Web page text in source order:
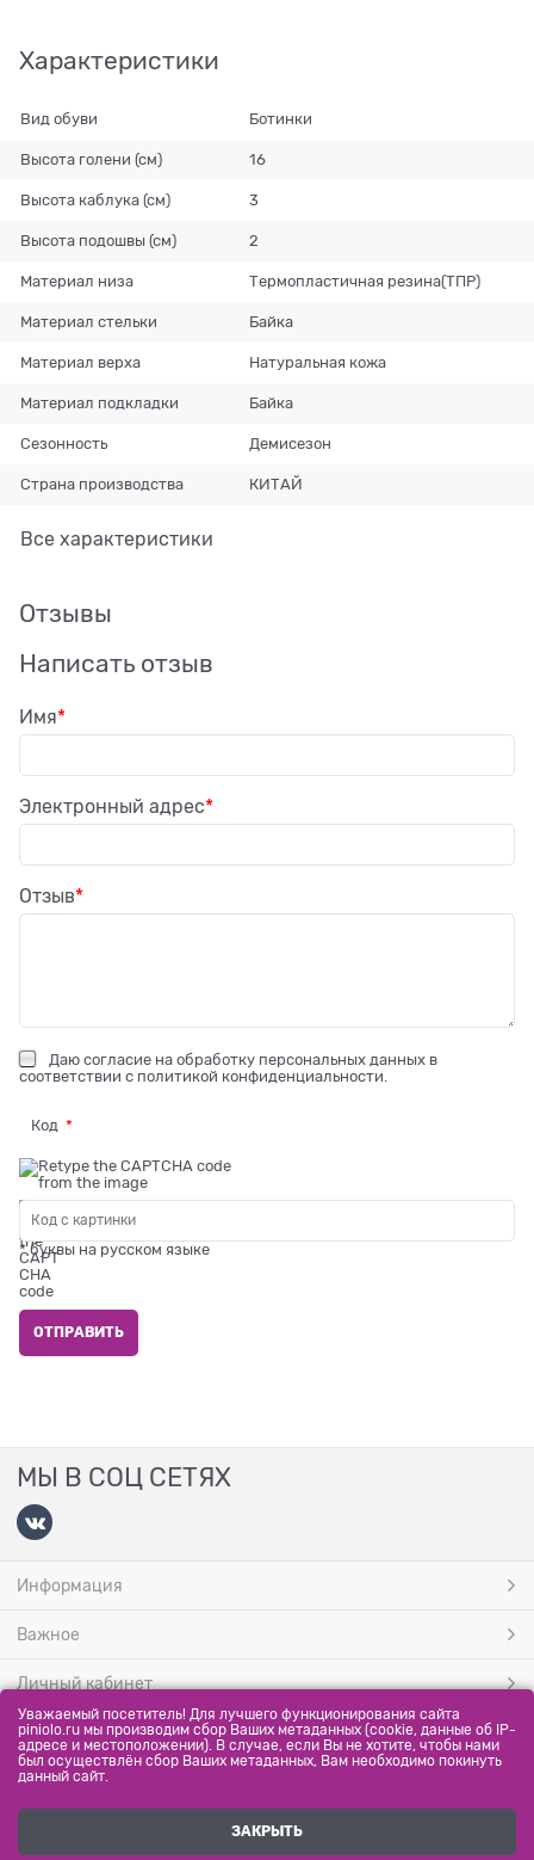
Характеристики
Вид обуви Ботинки
Высота голени (см) 16
Высота каблука (см) 3
Высота подошвы (см) 2
Материал низа Термопластичная резина(ТПР)
Материал стельки Байка
Материал верха Натуральная кожа
Материал подкладки Байка
Сезонность Демисезон
Страна производства КИТАЙ
Все характеристики
Отзывы
Написать отзыв
Имя
Электронный адрес
Отзыв
Даю согласие на обработку персональных данных в
соответствии с политикой конфиденциальности
Код
* буквы на русском языке
МЫ В СОЦ СЕТЯХ
Информация
Важное
Личный кабинет
МЫ ПРИНИМАЕМ
Полная версия сайта
Уважаемый посетитель! Для лучшего функционирования сайта
piniolo.ru мы производим сбор Ваших метаданных (cookie, данные об IP-
адресе и местоположении). В случае, если Вы не хотите, чтобы нами
был осуществлён сбор Ваших метаданных, Вам необходимо покинуть
данный сайт.
ЗАКРЫТЬ